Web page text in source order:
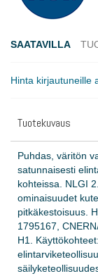
SAATAVILLA
Hinta kirjautuneille
Tuotekuvaus
Puhdas, väritön
satunnaisesti
kohteissa. NLGI
ominaisuudet
pitkäkestoisuus.
1795167,
H1.